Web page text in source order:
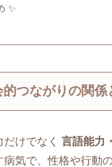
✨
つながりの関係
けでなく 言語能力
病気で、性格や行動